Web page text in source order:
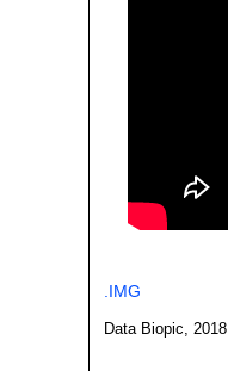
.IMG
Data Biopic, 2018